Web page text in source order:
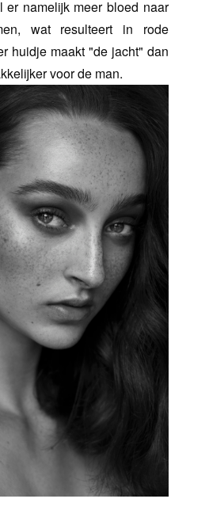
er namelijk meer bloed naar
wat resulteert in rode
huidje maakt "de jacht" dan
voor de man.